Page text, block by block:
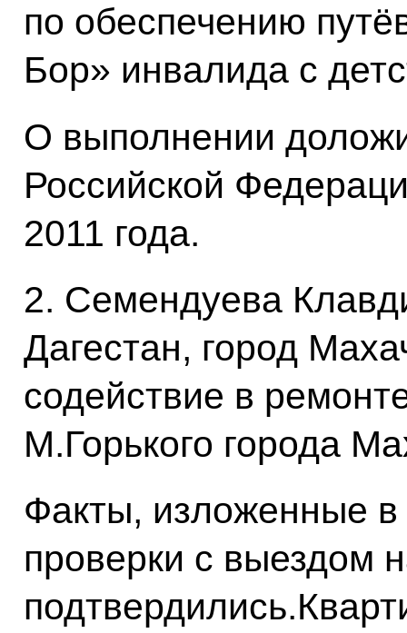
по обеспечению
Бор» инвалида с
О выполнении
Российской
2011 года.
2. Семендуева
Дагестан, город
содействие в
М.Горького города
Факты, изложенные
проверки с выездом